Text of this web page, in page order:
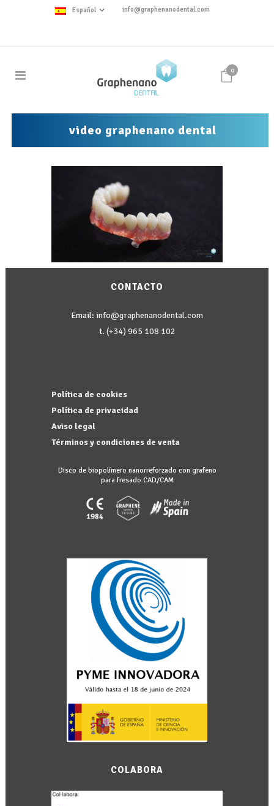
Español info@graphenanodental.com
0
video graphenano dental
CONTACTO
Email: info@graphenanodental.com
t. (+34) 965 108 102
Política de cookies
Política de privacidad
Aviso legal
Términos y condiciones de venta
Disco de biopolímero nanorreforzado con grafeno
para fresado CAD/CAM
COLABORA